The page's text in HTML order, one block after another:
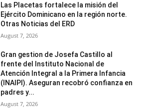
Las Placetas fortalece la misión del
Ejército Dominicano en la región norte.
Otras Noticias del ERD
August 7, 2026
Gran gestion de Josefa Castillo al
frente del Instituto Nacional de
Atención Integral a la Primera Infancia
(INAIPI). Aseguran recobró confianza en
padres y...
August 7, 2026